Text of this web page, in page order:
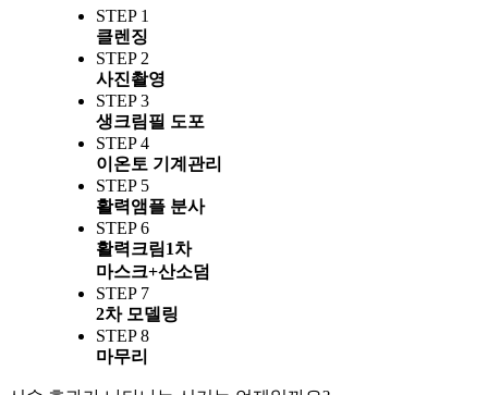
STEP 1
클렌징
STEP 2
사진촬영
STEP 3
생크림필 도포
STEP 4
이온토 기계관리
STEP 5
활력앰플 분사
STEP 6
활력크림1차
마스크+산소덤
STEP 7
2차 모델링
STEP 8
마무리